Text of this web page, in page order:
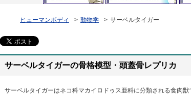
ヒューマンボディ 動物学 サーベルタイガー
サーベルタイガーの骨格模型・頭蓋骨レプリカ
サーベルタイガーはネコ科マカイロドゥス亜科に分類される食肉